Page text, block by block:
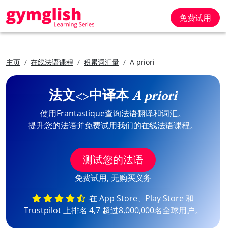
免费试用
主页 在线法语课程 积累词汇量 A priori
法文<>中译本A priori
使用Frantastique查询法语翻译和词汇。
提升您的法语并免费试用我们的在线法语课程。
测试您的法语
免费试用, 无购买义务
在 App Store、Play Store 和
Trustpilot 上排名 4,7 超过8,000,000名全球用户。